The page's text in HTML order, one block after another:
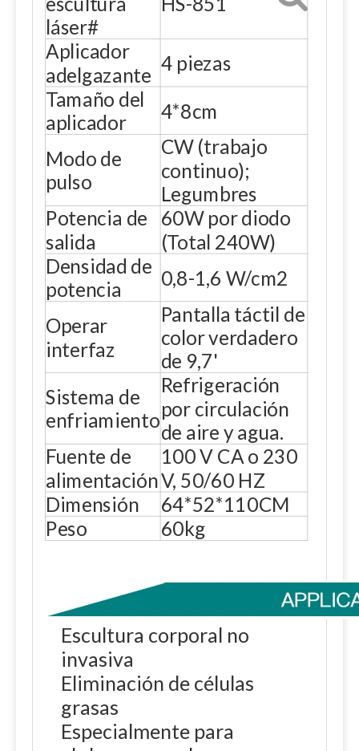
láser#
Aplicador
adelgazante 4 piezas
Tamaño del
aplicador
4*8cm
Modo de
pulso
CW (trabajo
continuo);
Legumbres
Potencia de
salida
60W por diodo
(Total 240W)
Densidad de
potencia
0,8-1,6 W/cm2
Operar
interfaz
Pantalla táctil de
color verdadero
de 9,7'
Sistema de
enfriamiento
Refrigeración
por circulación
de aire y agua.
Fuente de
alimentación
100 V CA o 230
V, 50/60 HZ
Dimensión
64*52*110CM
Peso
60kg
Escultura corporal no
invasiva
Eliminación de células
grasas
Especialmente para